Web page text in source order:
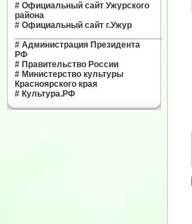
# Официальный сайт Ужурского
района
# Официальный сайт г.Ужур
# Администрация Президента
РФ
# Правительство России
# Министерство культуры
Красноярского края
# Культура.РФ